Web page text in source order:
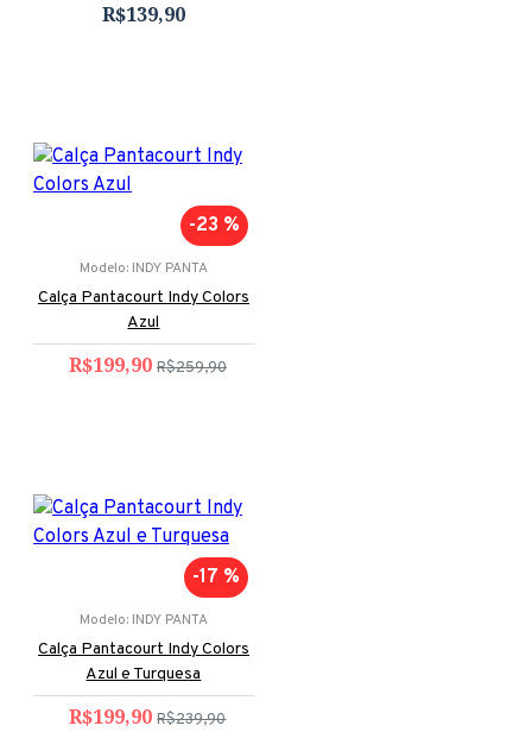
R$139,90
-23 %
Modelo: INDY PANTA
Calça Pantacourt Indy Colors
Azul
R$199,90 R$259,90
-17 %
Modelo: INDY PANTA
Calça Pantacourt Indy Colors
Azul e Turquesa
R$199,90 R$239,90